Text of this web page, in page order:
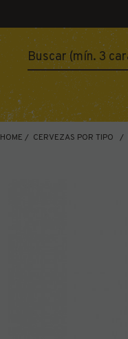
HOME CERVEZAS POR TIPO